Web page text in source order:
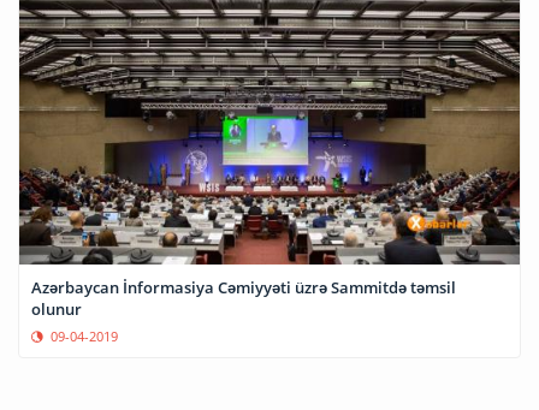
Azərbaycan İnformasiya Cəmiyyəti üzrə Sammitdə təmsil
olunur
09-04-2019